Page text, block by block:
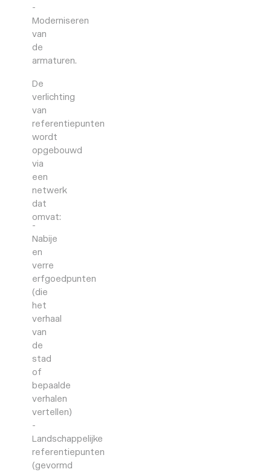
Moderniseren
van
de
armaturen.
De
verlichting
van
referentiepunten
wordt
opgebouwd
via
een
netwerk
dat
omvat:
Nabije
en
verre
erfgoedpunten
(die
het
verhaal
van
de
stad
of
bepaalde
verhalen
vertellen)
Landschappelijke
referentiepunten
(gevormd